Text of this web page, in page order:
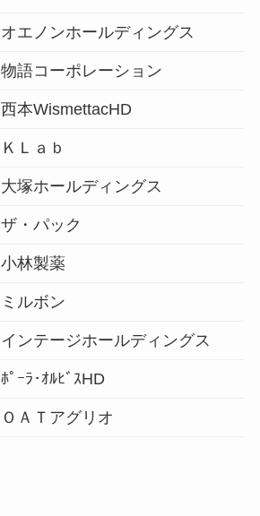
オエノンホールディングス
物語コーポレーション
西本WismettacHD
ＫＬａｂ
大塚ホールディングス
ザ・パック
小林製薬
ミルボン
インテージホールディングス
ﾎﾟｰﾗ･ｵﾙﾋﾞｽHD
ＯＡＴアグリオ